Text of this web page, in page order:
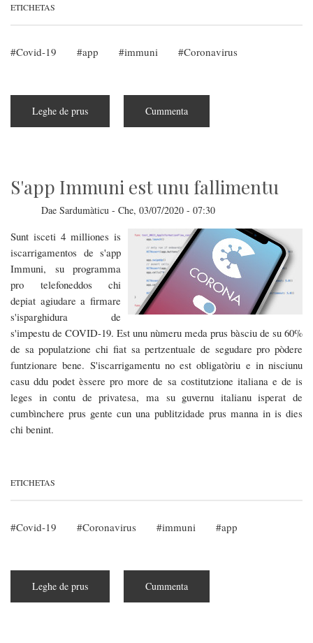
ETICHETAS
Covid-19 app immuni Coronavirus
Leghe de prus
sa
fallimentu
Cummenta
S'app Immuni est unu fallimentu
Dae Sardumàticu - Che, 03/07/2020 - 07:30
Sunt isceti 4 milliones is
iscarrigamentos de s'app
Immuni, su programma
pro telefoneddos chi
depiat agiudare a firmare
s'isparghidura de
s'impestu de COVID-19. Est unu nùmeru meda prus bàsciu de su 60%
de sa populatzione chi fiat sa pertzentuale de segudare pro pòdere
funtzionare bene. S'iscarrigamentu no est obligatòriu e in nisciunu
casu ddu podet èssere pro more de sa costitutzione italiana e de is
leges in contu de privatesa, ma su guvernu italianu isperat de
cumbìnchere prus gente cun una publitzidade prus manna in is dies
chi benint.
ETICHETAS
Covid-19 Coronavirus immuni app
Leghe de prus
Immuni
Cummenta